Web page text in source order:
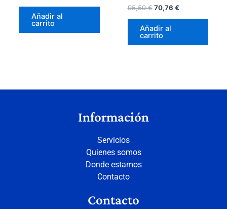
Añadir al
carrito
95,59€ 70,76 €
Añadir al
carrito
Información
Servicios
Quienes somos
Donde estamos
Contacto
Contacto